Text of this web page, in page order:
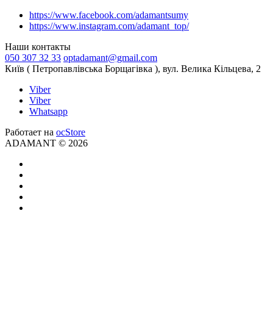
https://www.facebook.com/adamantsumy
https://www.instagram.com/adamant_top/
Наши контакты
050 307 32 33 optadamant@gmail.com
Київ ( Петропавлівська Борщагівка ), вул. Велика Кільцева, 2
Viber
Viber
Whatsapp
Работает на ocStore
ADAMANT © 2026